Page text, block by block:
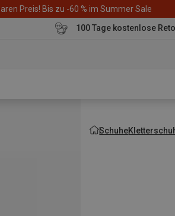
Preis! Bis zu -60 % im Summer Sale
100 Tage kostenlose
Schuhe